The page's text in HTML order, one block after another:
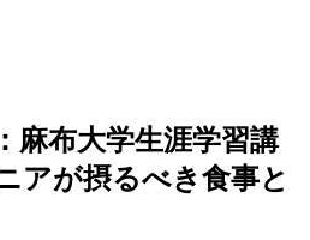
麻布大学生涯学習講
アが摂るべき食事と